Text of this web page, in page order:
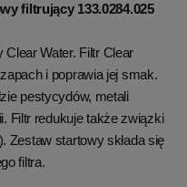
filtrujący 133.0284.025
Water. Filtr Clear
i poprawia jej smak.
pestycydów, metali
Filtr redukuje także związki
Zestaw startowy składa się
filtra.